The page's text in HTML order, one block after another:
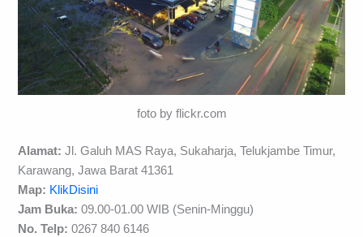
foto by flickr.com
Alamat: Jl. Galuh MAS Raya, Sukaharja, Telukjambe Timur,
Karawang, Jawa Barat 41361
Map: KlikDisini
Jam Buka: 09.00-01.00 WIB (Senin-Minggu)
No. Telp: 0267 840 6146